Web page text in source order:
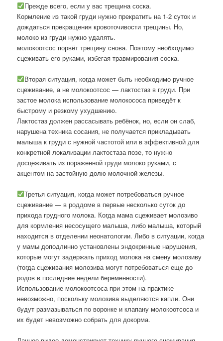
Прежде всего, если у вас трещина соска.
Кормление из такой груди нужно прекратить на 1-2 суток и
дождаться прекращения кровоточивости трещины. Но,
молоко из груди нужно удалять.
молокоотсос порвёт трещину снова. Поэтому необходимо
сцеживать его руками, избегая травмирования соска.
Вторая ситуация, когда может быть необходимо ручное
сцеживание, а не молокоотсос — лактостаз в груди. При
застое молока использование молокососа приведёт к
быстрому и резкому ухудшению.
Лактостаз должен рассасывать ребёнок, но, если он слаб,
нарушена техника сосания, не получается прикладывать
малыша к груди с нужной частотой или в эффективной для
конкретной локализации лактостаза позе, то нужно
досцеживать из пораженной груди молоко руками, с
акцентом на застойную долю молочной железы.
Третья ситуация, когда может потребоваться ручное
сцеживание — в роддоме в первые несколько суток до
прихода грудного молока. Когда мама сцеживает молозиво
для кормления несосущего малыша, либо малыша, который
находится в отделении неонатологии. Либо в ситуации, когда
у мамы доподлинно установлены эндокринные нарушения,
которые могут задержать приход молока на смену молозиву
(тогда сцеживания молозива могут потребоваться еще до
родов в последние недели беременности).
Использование молокоотсоса при этом на практике
невозможно, поскольку молозива выделяются капли. Они
будут размазываться по воронке и клапану молокоотсоса и
их будет невозможно собрать для докорма.